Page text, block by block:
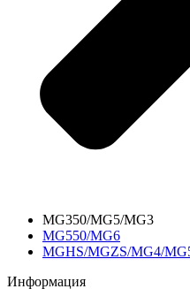
MG350/MG5/MG3
MG550/MG6
MGHS/MGZS/MG4/
Информация